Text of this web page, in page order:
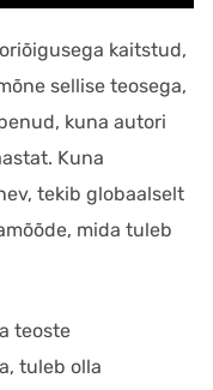
kaitstud,
sellise teosega,
kuna autori
Kuna
tekib globaalselt
mida tuleb
teoste
tuleb olla